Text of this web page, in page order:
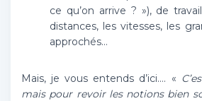
ce qu’on arrive ? »), de
distances, les vitesses, les
approchés…
Mais, je vous entends d’ici…. «
mais pour revoir les notions bien